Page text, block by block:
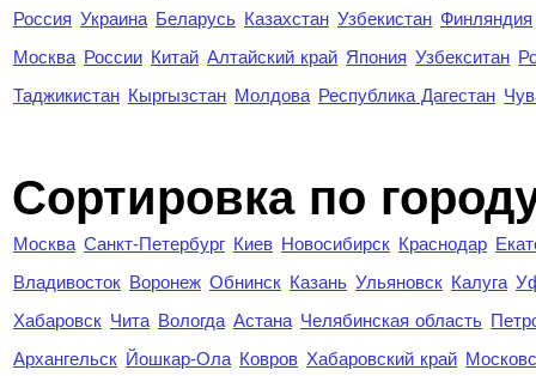
Россия Украина Беларусь Казахстан Узбекистан Финляндия
Москва России Китай Алтайский край Япония Узбекситан
Таджикистан Кыргызстан Молдова Республика Дагестан
Cортировка по
Москва Санкт-Петербург Киев Новосибирск Краснодар
Владивосток Воронеж Обнинск Казань Ульяновск Калуга
Хабаровск Чита Вологда Астана Челябинская область
Архангельск Йошкар-Ола Ковров Хабаровский край